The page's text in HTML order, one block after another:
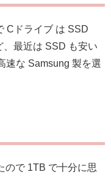
Cドライブ は SSD
最近は SSD も安い
速な Samsung 製を選
ので 1TB で十分に思